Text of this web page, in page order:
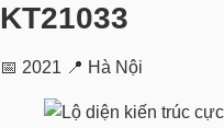
KT21033
📅 2021 📍 Hà Nội